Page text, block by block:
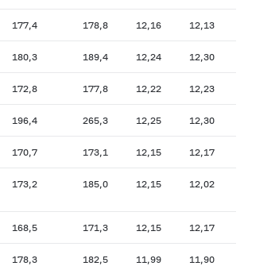
177,4 178,8 12,16 12,13
180,3 189,4 12,24 12,30
172,8 177,8 12,22 12,23
196,4 265,3 12,25 12,30
170,7 173,1 12,15 12,17
173,2 185,0 12,15 12,02
168,5 171,3 12,15 12,17
178,3 182,5 11,99 11,90